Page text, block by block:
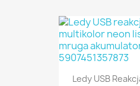
Ledy USB